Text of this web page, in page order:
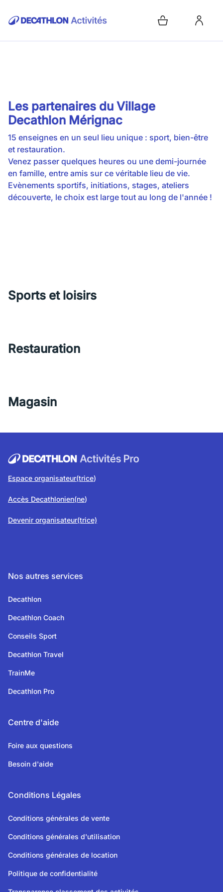
Les partenaires du Village
Decathlon Mérignac
15 enseignes en un seul lieu unique : sport, bien-être
et restauration.
Venez passer quelques heures ou une demi-journée
en famille, entre amis sur ce véritable lieu de vie.
Evènements sportifs, initiations, stages, ateliers
découverte, le choix est large tout au long de l'année !
Sports et loisirs
Restauration
Magasin
Espace organisateur(trice)
Accès Decathlonien(ne)
Devenir organisateur(trice)
Nos autres services
Decathlon
Decathlon Coach
Conseils Sport
Decathlon Travel
TrainMe
Decathlon Pro
Centre d'aide
Foire aux questions
Besoin d'aide
Conditions Légales
Conditions générales de vente
Conditions générales d'utilisation
Conditions générales de location
Politique de confidentialité